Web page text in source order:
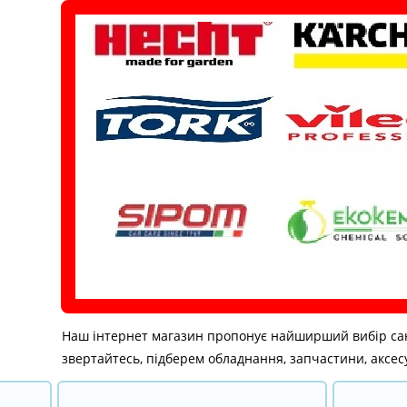
Наш інтернет магазин пропонує найширший вибір
звертайтесь, підберем обладнання, запчастини,